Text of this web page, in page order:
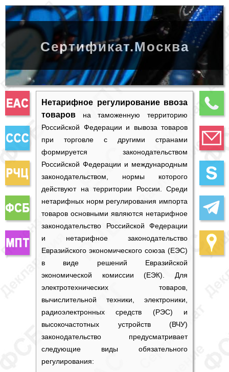
Сертификат.Москва
Нетарифное регулирование ввоза
товаров на таможенную территорию
Российской Федерации и вывоза товаров
при торговле с другими странами
формируется законодательством
Российской Федерации и международным
законодательством, нормы которого
действуют на территории России. Среди
нетарифных норм регулирования импорта
товаров основными являются нетарифное
законодательство Российской Федерации
и нетарифное законодательство
Евразийского экономического союза (ЕЭС)
в виде решений Евразийской
экономической комиссии (ЕЭК). Для
электротехнических товаров,
вычислительной техники, электроники,
радиоэлектронных средств (РЭС) и
высокочастотных устройств (ВЧУ)
законодательство предусматривает
следующие виды обязательного
регулирования: